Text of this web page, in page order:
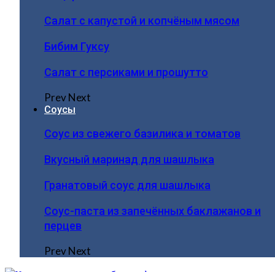
Салат с капустой и копчёным мясом
Бибим Гуксу
Салат с персиками и прошутто
PrevNext
Соусы
Соус из свежего базилика и томатов
Вкусный маринад для шашлыка
Гранатовый соус для шашлыка
Соус-паста из запечённых баклажанов и
перцев
PrevNext